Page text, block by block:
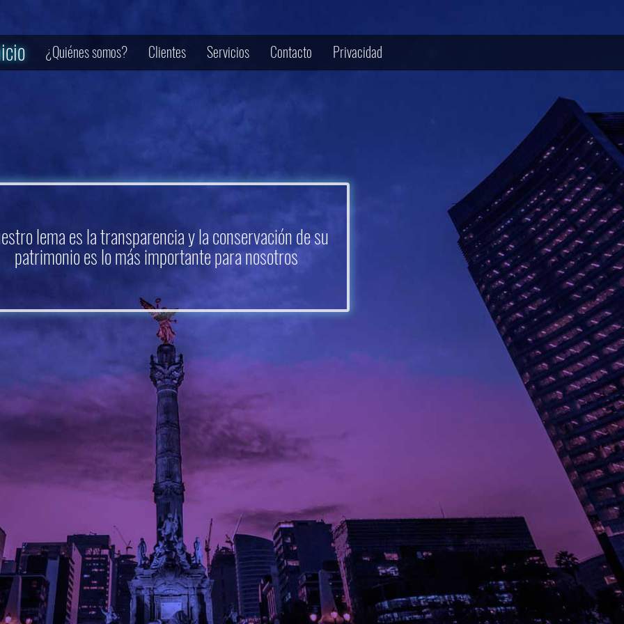
¿Quiénes somos? Clientes Servicios Contacto Privacidad
lema es la transparencia y la conservación de su
patrimonio es lo más importante para nosotros